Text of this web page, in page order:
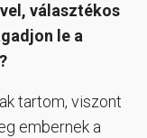
választékos
le a
tartom, viszont
embernek a